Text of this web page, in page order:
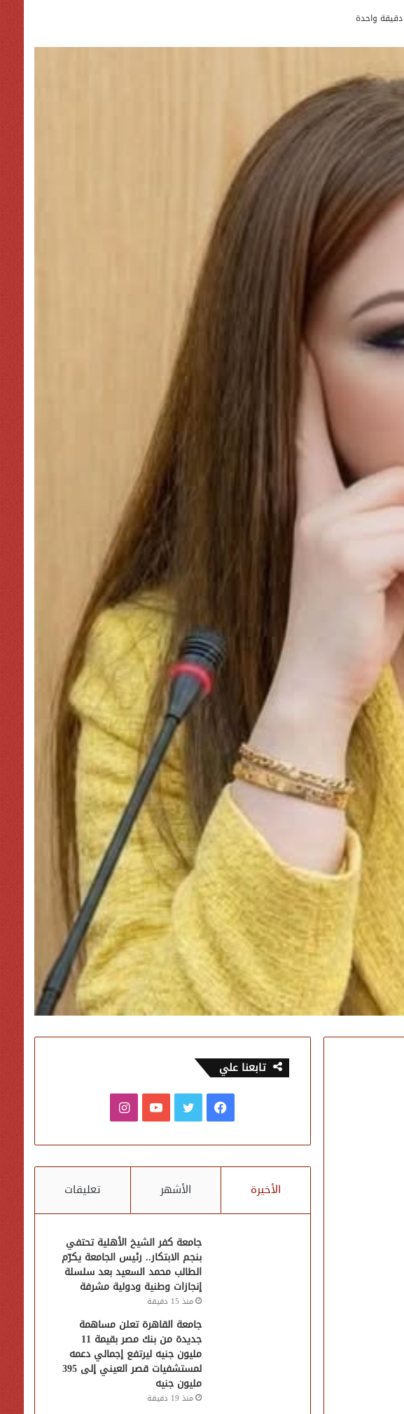
دقيقة واحدة
تابعنا علي
فيسبوكتويتر يوتيوبانستقرام
الأخيرة الأشهر تعليقات
جامعة كفر الشيخ الأهلية تحتفي
بنجم الابتكار.. رئيس الجامعة يكرّم
الطالب محمد السعيد بعد سلسلة
إنجازات وطنية ودولية مشرفة
منذ 15 دقيقة
جامعة القاهرة تعلن مساهمة
جديدة من بنك مصر بقيمة 11
مليون جنيه ليرتفع إجمالي دعمه
لمستشفيات قصر العيني إلى 395
مليون جنيه
منذ 19 دقيقة